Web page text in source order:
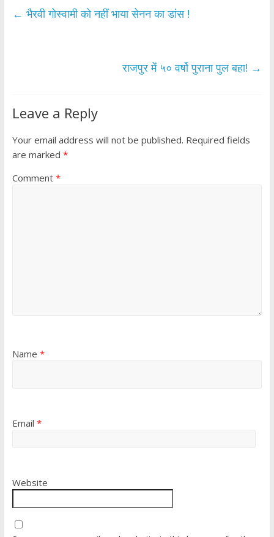
b er s e
← भैरवी गोस्वामी को नहीं भाया सेनन का डांस !
राजपुर में ५० वर्षो पुराना पुल बहा! →
Leave a Reply
Your email address will not be published. Required fields
are marked *
Comment *
Name *
Email *
Website